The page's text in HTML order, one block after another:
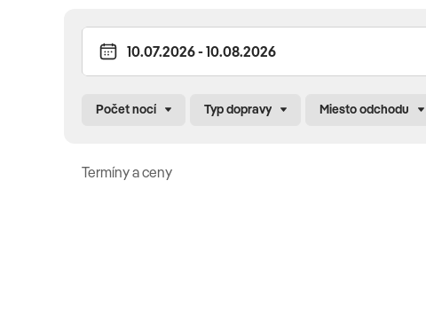
BAZÉNY
vonkajší bazén • detský bazén • slnečná terasa • ležadlá •
bazénov
ŠPORT & ZÁBAVA
na pláži
Počet nocí Typ dopravy Miesto odchodu
Termíny a ceny